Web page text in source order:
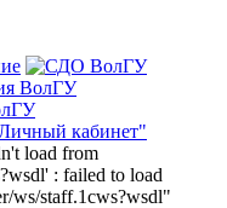
ВолГУ
кабинет"
load from
: failed to load
ws/staff.1cws?wsdl"